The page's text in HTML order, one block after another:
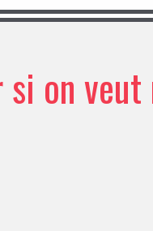
on